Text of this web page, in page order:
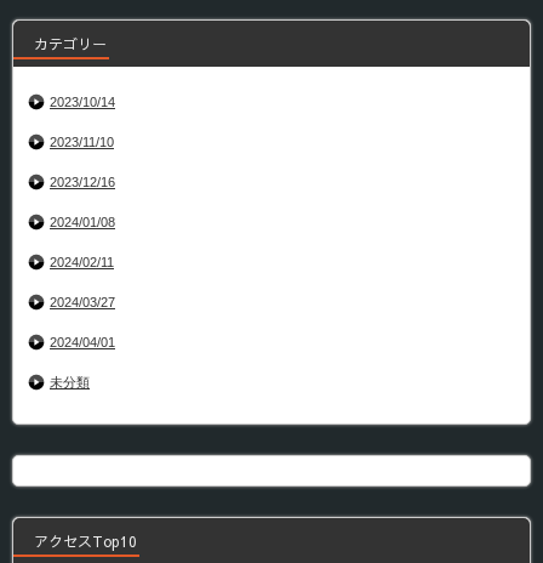
カテゴリー
2023/10/14
2023/11/10
2023/12/16
2024/01/08
2024/02/11
2024/03/27
2024/04/01
未分類
アクセスTop10